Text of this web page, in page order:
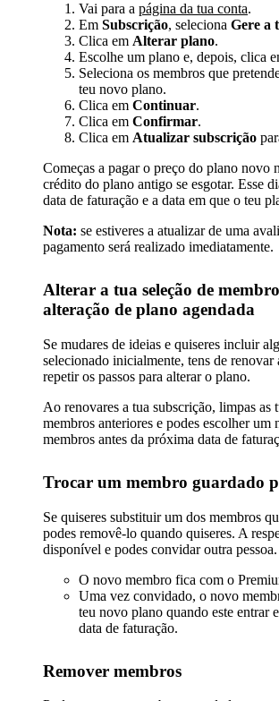
Vai para a página da tua conta.
Em Subscrição, seleciona Gere a
Clica em Alterar plano.
Escolhe um plano e, depois, clica
Seleciona os membros que
teu novo plano.
Clica em Continuar.
Clica em Confirmar.
Clica em Atualizar subscrição
Começas a pagar o preço do plano novo
crédito do plano antigo se esgotar. Esse
data de faturação e a data em que o teu
Nota: se estiveres a atualizar de uma
pagamento será realizado imediatamente.
Alterar a tua seleção de
alteração de plano agendada
Se mudares de ideias e quiseres incluir
selecionado inicialmente, tens de renovar
repetir os passos para alterar o plano.
Ao renovares a tua subscrição, limpas as
membros anteriores e podes escolher um
membros antes da próxima data de
Trocar um membro guardado
Se quiseres substituir um dos membros
podes removê-lo quando quiseres. A
disponível e podes convidar outra pessoa.
O novo membro fica com o
Uma vez convidado, o novo
teu novo plano quando este entrar
data de faturação.
Remover membros